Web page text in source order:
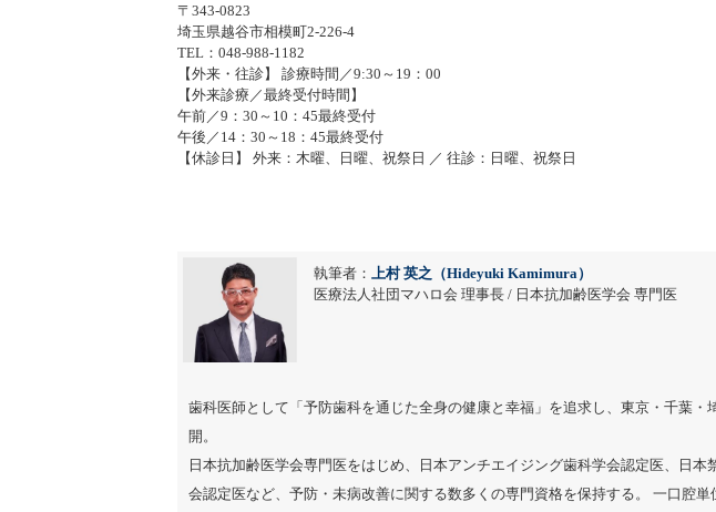
〒343-0823
埼玉県越谷市相模町2-226-4
TEL：048-988-1182
【外来・往診】 診療時間／9:30～19：00
【外来診療／最終受付時間】
午前／9：30～10：45最終受付
午後／14：30～18：45最終受付
【休診日】 外来：木曜、日曜、祝祭日 ／ 往診：日曜、祝祭日
執筆者： 上村 英之（Hideyuki Kamimura）
医療法人社団マハロ会 理事長 / 日本抗加齢医学会 専門医
歯科医師として「予防歯科を通じた全身の健康と幸福」を追求し、東京・千葉・
開。
日本抗加齢医学会専門医をはじめ、日本アンチエイジング歯科学会認定医、日本
会認定医など、予防・未病改善に関する数多くの専門資格を保持する。 一口腔